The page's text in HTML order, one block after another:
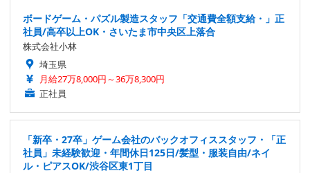
ボードゲーム・パズル製造スタッフ「交通費全額支給・」正
社員/高卒以上OK・さいたま市中央区上落合
株式会社小林
埼玉県
月給27万8,000円～36万8,300円
正社員
「新卒・27卒」ゲーム会社のバックオフィススタッフ・「正
社員」未経験歓迎・年間休日125日/髪型・服装自由/ネイ
ル・ピアスOK/渋谷区東1丁目